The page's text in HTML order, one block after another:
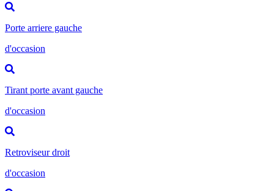
Porte arriere gauche
d'occasion
Tirant porte avant gauche
d'occasion
Retroviseur droit
d'occasion